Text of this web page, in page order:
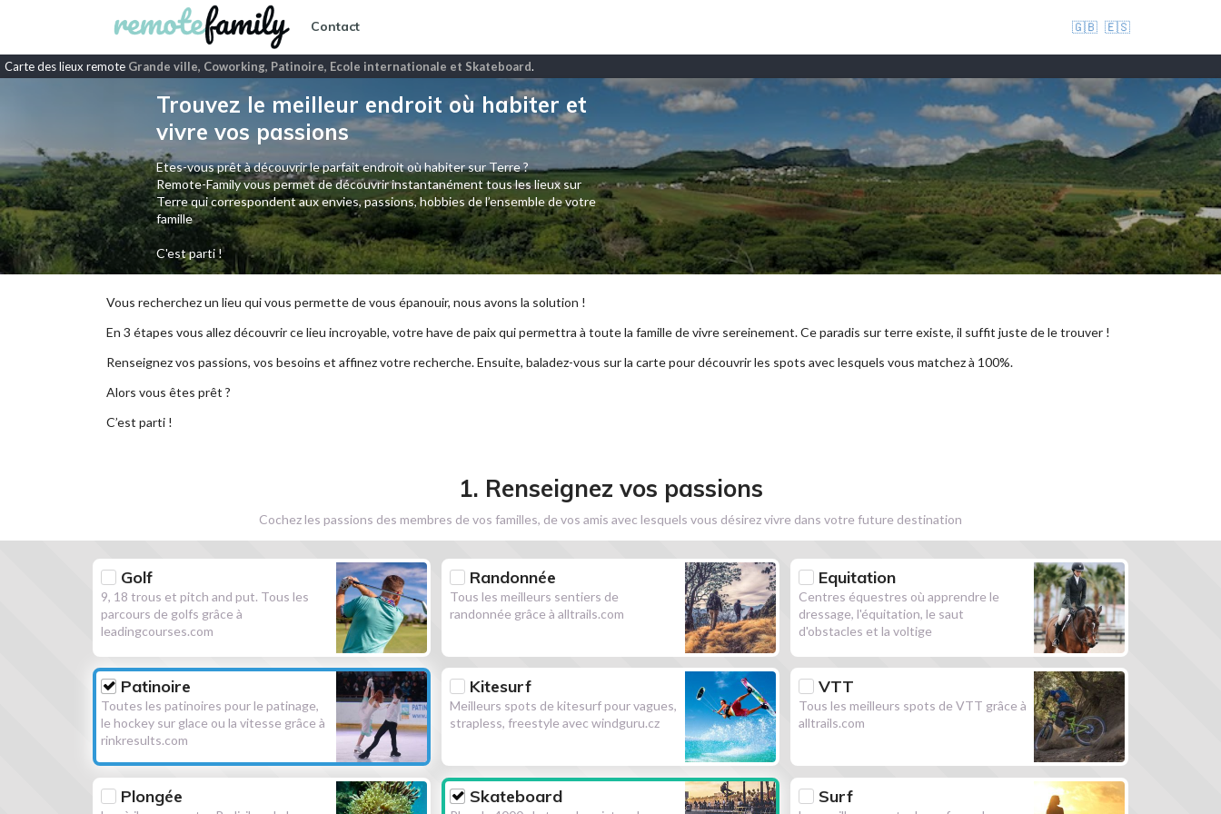
Contact 🇬🇧 🇪🇸
Carte des lieux remote Grande ville, Coworking, Patinoire, Ecole internationale et Skateboard.
Trouvez le meilleur endroit où habiter et
vivre vos passions
Etes-vous prêt à découvrir le parfait endroit où habiter sur Terre ?
Remote-Family vous permet de découvrir instantanément tous les lieux sur
Terre qui correspondent aux envies, passions, hobbies de l’ensemble de votre
famille
C'est parti !
Vous recherchez un lieu qui vous permette de vous épanouir, nous avons la solution !
En 3 étapes vous allez découvrir ce lieu incroyable, votre have de paix qui permettra à toute la famille de vivre sereinement. Ce paradis sur terre existe, il suffit juste de le trouver !
Renseignez vos passions, vos besoins et affinez votre recherche. Ensuite, baladez-vous sur la carte pour découvrir les spots avec lesquels vous matchez à 100%.
Alors vous êtes prêt ?
C’est parti !
1. Renseignez vos passions
Cochez les passions des membres de vos familles, de vos amis avec lesquels vous désirez vivre dans votre future destination
Golf
9, 18 trous et pitch and put. Tous les
parcours de golfs grâce à
leadingcourses.com
Randonnée
Tous les meilleurs sentiers de
randonnée grâce à alltrails.com
Equitation
Centres équestres où apprendre le
dressage, l'équitation, le saut
d'obstacles et la voltige
Patinoire
Toutes les patinoires pour le patinage,
le hockey sur glace ou la vitesse grâce à
rinkresults.com
Kitesurf
Meilleurs spots de kitesurf pour vagues,
strapless, freestyle avec windguru.cz
VTT
Tous les meilleurs spots de VTT grâce à
alltrails.com
Plongée Skateboard Surf